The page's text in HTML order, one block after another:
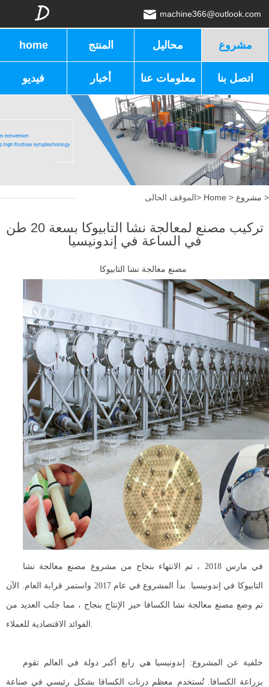
machine366@outlook.com
home المنتج محاليل مشروع
فيديو أخبار معلومات عنا اتصل بنا
الموقف الحالى> Home > مشروع >
تركيب مصنع لمعالجة نشا التابيوكا بسعة 20 طن
في الساعة في إندونيسيا
مصنع معالجة نشا التابيوكا
في مارس 2018 ، تم الانتهاء بنجاح من مشروع مصنع معالجة نشا
التابيوكا في إندونيسيا. بدأ المشروع في عام 2017 واستمر قرابة العام. الآن
تم وضع مصنع معالجة نشا الكسافا حيز الإنتاج بنجاح ، مما جلب العديد من
الفوائد الاقتصادية للعملاء.
خلفية عن المشروع: إندونيسيا هي رابع أكبر دولة في العالم تقوم
بزراعة الكسافا. تُستخدم معظم درنات الكسافا بشكل رئيسي في صناعة